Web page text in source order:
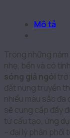
Mô tả
Trong những năm
nhẹ, bền và có
sóng giả ngóitrở
đất nung truyền
nhiều màu sắc đa
sẽ cung cấp đầy
từ cấu tạo, ứng
– đại lý phân phối